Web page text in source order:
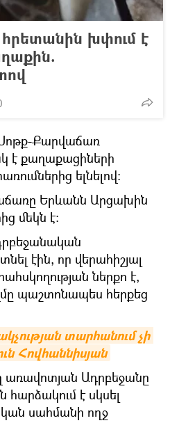
խփում է
Սոթք-Քարվաճառ
քաղաքացիների
ելնելով։
Երևանն Արցախին
մեկն է։
էին, որ վերահիշյալ
ներքո է,
պաշտոնապես հերքեց
տարհանում չի
Հովհաննիսյան
առավոտյան Ադրբեջանը
է սկսել
սահմանի ողջ